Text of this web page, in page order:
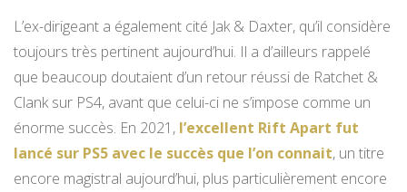
L’ex-dirigeant a également cité Jak & Daxter, qu’il considère
toujours très pertinent aujourd’hui. Il a d’ailleurs rappelé
que beaucoup doutaient d’un retour réussi de Ratchet &
Clank sur PS4, avant que celui-ci ne s’impose comme un
énorme succès. En 2021, l’excellent Rift Apart fut
lancé sur PS5 avec le succès que l’on connait, un titre
encore magistral aujourd’hui, plus particulièrement encore